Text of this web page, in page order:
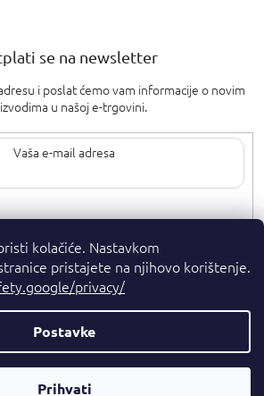
kolačiće. Nastavkom
pristajete na njihovo korištenje.
privacy/
Postavke
Prihvati
se na newsletter
i poslat ćemo vam informacije o novim
u našoj e-trgovini.
e-pošte pristajete nauvjete privatnosti.
Kreirao Shoptet Premium
Parfumshop.hr. Sva prava pridržana.